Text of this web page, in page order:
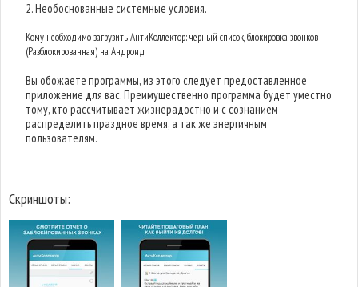
2. Необоснованные системные условия.
Кому необходимо загрузить АнтиКоллектор: черный список, блокировка звонков
(Разблокированная) на Андроид
Вы обожаете программы, из этого следует предоставленное
приложение для вас. Преимущественно программа будет уместно
тому, кто рассчитывает жизнерадостно и с сознанием
распределить праздное время, а так же энергичным
пользователям.
Скриншоты: